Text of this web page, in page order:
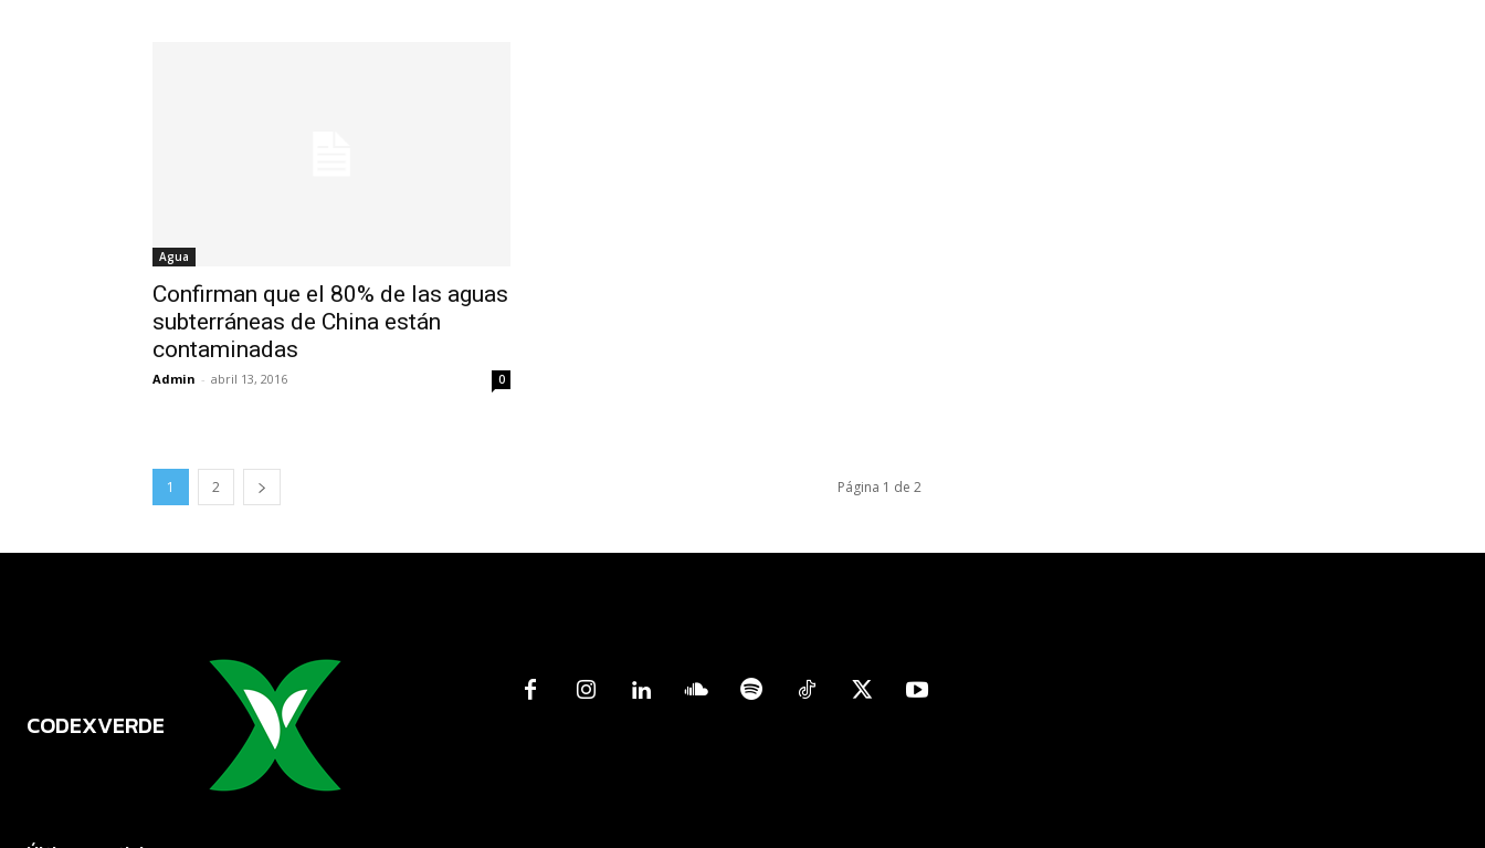
Agua
Confirman que el 80% de las aguas
subterráneas de China están
contaminadas
Admin - abril 13, 2016 0
1 2 Página 1 de 2
CODEXVERDE